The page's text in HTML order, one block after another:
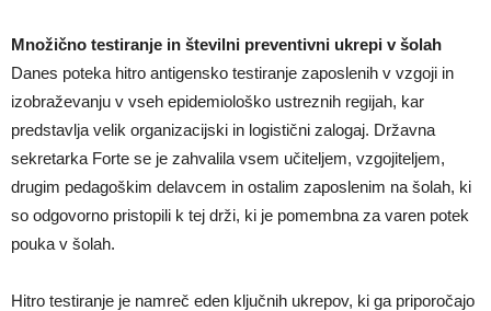
Množično testiranje in številni preventivni ukrepi v šolah
Danes poteka hitro antigensko testiranje zaposlenih v vzgoji in
izobraževanju v vseh epidemiološko ustreznih regijah, kar
predstavlja velik organizacijski in logistični zalogaj. Državna
sekretarka Forte se je zahvalila vsem učiteljem, vzgojiteljem,
drugim pedagoškim delavcem in ostalim zaposlenim na šolah, ki
so odgovorno pristopili k tej drži, ki je pomembna za varen potek
pouka v šolah.
Hitro testiranje je namreč eden ključnih ukrepov, ki ga priporočajo